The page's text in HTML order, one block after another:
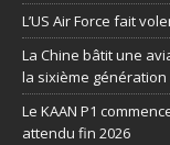
L’US Air Force fait
La Chine bâtit une
la sixième génération
Le KAAN P1
attendu fin 2026